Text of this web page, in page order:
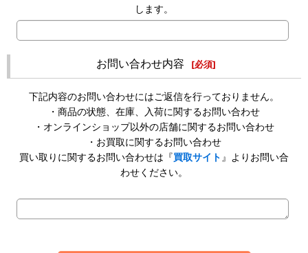
します。
お問い合わせ内容 [必須]
下記内容のお問い合わせにはご返信を行っておりません。
・商品の状態、在庫、入荷に関するお問い合わせ
・オンラインショップ以外の店舗に関するお問い合わせ
・お買取に関するお問い合わせ
買い取りに関するお問い合わせは『買取サイト 』よりお問い合
わせください。